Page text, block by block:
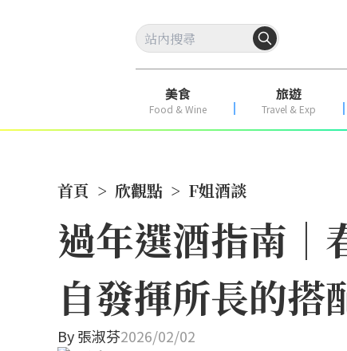
美食
Food & Wine
旅遊
Travel & Exp
首頁 > 欣觀點 > F姐酒談
過年選酒指南｜
自發揮所長的搭
By張淑芬2026/02/02